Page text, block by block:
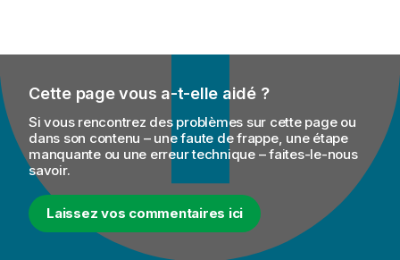
Cette page vous a-t-elle aidé ?
Si vous rencontrez des problèmes sur cette page ou
dans son contenu – une faute de frappe, une étape
manquante ou une erreur technique – faites-le-nous
savoir.
Laissez vos commentaires ici